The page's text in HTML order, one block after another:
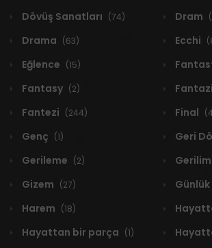
Dövüş Sanatları (74) Dram
Drama (63) Ecchi
Eğlence (15)
Fantasy (2) Fantazi
Fantezi (244) Final
Genç (1) Geri
Gerileme (2) Gerilim
Gizem (27)
Harem (18)
Hayattan bir parça (1)